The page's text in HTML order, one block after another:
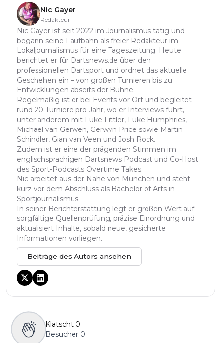
Nic Gayer
Redakteur
Nic Gayer ist seit 2022 im Journalismus tätig und
begann seine Laufbahn als freier Redakteur im
Lokaljournalismus für eine Tageszeitung. Heute
berichtet er für Dartsnews.de über den
professionellen Dartsport und ordnet das aktuelle
Geschehen ein – von großen Turnieren bis zu
Entwicklungen abseits der Bühne.
Regelmäßig ist er bei Events vor Ort und begleitet
rund 20 Turniere pro Jahr, wo er Interviews führt,
unter anderem mit Luke Littler, Luke Humphries,
Michael van Gerwen, Gerwyn Price sowie Martin
Schindler, Gian van Veen und Josh Rock.
Zudem ist er eine der prägenden Stimmen im
englischsprachigen Dartsnews Podcast und Co-Host
des Sport-Podcasts Overtime Takes.
Nic arbeitet aus der Nähe von München und steht
kurz vor dem Abschluss als Bachelor of Arts in
Sportjournalismus.
In seiner Berichterstattung legt er großen Wert auf
sorgfältige Quellenprüfung, präzise Einordnung und
aktualisiert Inhalte, sobald neue, gesicherte
Informationen vorliegen.
Beiträge des Autors ansehen
Klatscht 0
Besucher 0